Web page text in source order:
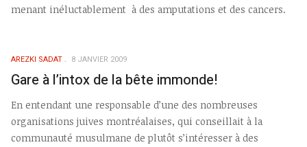
menant inéluctablement à des amputations et des cancers.
AREZKI SADAT 8 JANVIER 2009
Gare à l’intox de la bête immonde!
En entendant une responsable d’une des nombreuses
organisations juives montréalaises, qui conseillait à la
communauté musulmane de plutôt s’intéresser à des